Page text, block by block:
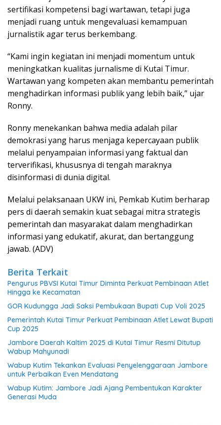
sertifikasi kompetensi bagi wartawan, tetapi juga
menjadi ruang untuk mengevaluasi kemampuan
jurnalistik agar terus berkembang.
“Kami ingin kegiatan ini menjadi momentum untuk
meningkatkan kualitas jurnalisme di Kutai Timur.
Wartawan yang kompeten akan membantu pemerintah
menghadirkan informasi publik yang lebih baik,” ujar
Ronny.
Ronny menekankan bahwa media adalah pilar
demokrasi yang harus menjaga kepercayaan publik
melalui penyampaian informasi yang faktual dan
terverifikasi, khususnya di tengah maraknya
disinformasi di dunia digital.
Melalui pelaksanaan UKW ini, Pemkab Kutim berharap
pers di daerah semakin kuat sebagai mitra strategis
pemerintah dan masyarakat dalam menghadirkan
informasi yang edukatif, akurat, dan bertanggung
jawab. (ADV)
Berita Terkait
Pengurus PBVSI Kutai Timur Diminta Perkuat Pembinaan Atlet
Hingga ke Kecamatan
GOR Kudungga Jadi Saksi Pembukaan Bupati Cup Voli 2025
Pemerintah Kutai Timur Perkuat Pembinaan Atlet Lewat Bupati
Cup 2025
Jambore Daerah Kaltim 2025 di Kutai Timur Resmi Ditutup
Wabup Mahyunadi
Wabup Kutim Tekankan Evaluasi Penyelenggaraan Jambore
untuk Perbaikan Even Mendatang
Wabup Kutim: Jambore Jadi Ajang Pembentukan Karakter
Generasi Muda